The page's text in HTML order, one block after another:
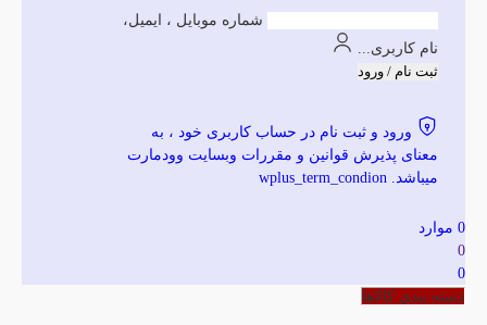
شماره موبایل ، ایمیل،
نام کاربری...
ثبت نام / ورود
ورود و ثبت نام در حساب کاربری خود ، به
معنای پذیرش قوانین و مقررات وبسایت وودمارت
میباشد. wplus_term_condion
0 موارد
0
0
دسته بندی کالاها